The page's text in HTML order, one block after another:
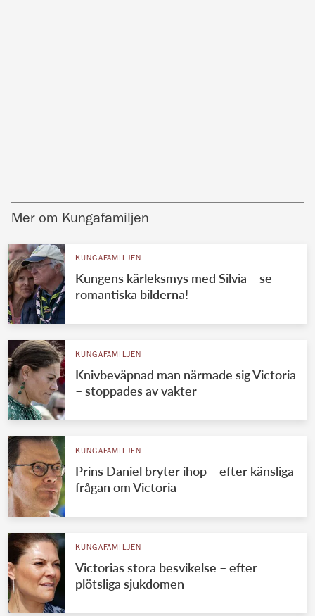
Mer om Kungafamiljen
KUNGAFAMILJEN
Kungens kärleksmys med Silvia – se
romantiska bilderna!
KUNGAFAMILJEN
Knivbeväpnad man närmade sig Victoria
– stoppades av vakter
KUNGAFAMILJEN
Prins Daniel bryter ihop – efter känsliga
frågan om Victoria
KUNGAFAMILJEN
Victorias stora besvikelse – efter
plötsliga sjukdomen